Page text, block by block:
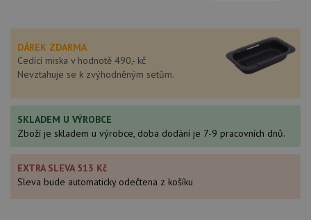
DÁREK ZDARMA
Cedící miska v hodnotě 490,- kč
Nevztahuje se k zvýhodněným setům.
SKLADEM U VÝROBCE
Zboží je skladem u výrobce, doba dodání je 7-9 pracovních dnů.
EXTRA SLEVA 513 Kč
Sleva bude automaticky odečtena z košíku